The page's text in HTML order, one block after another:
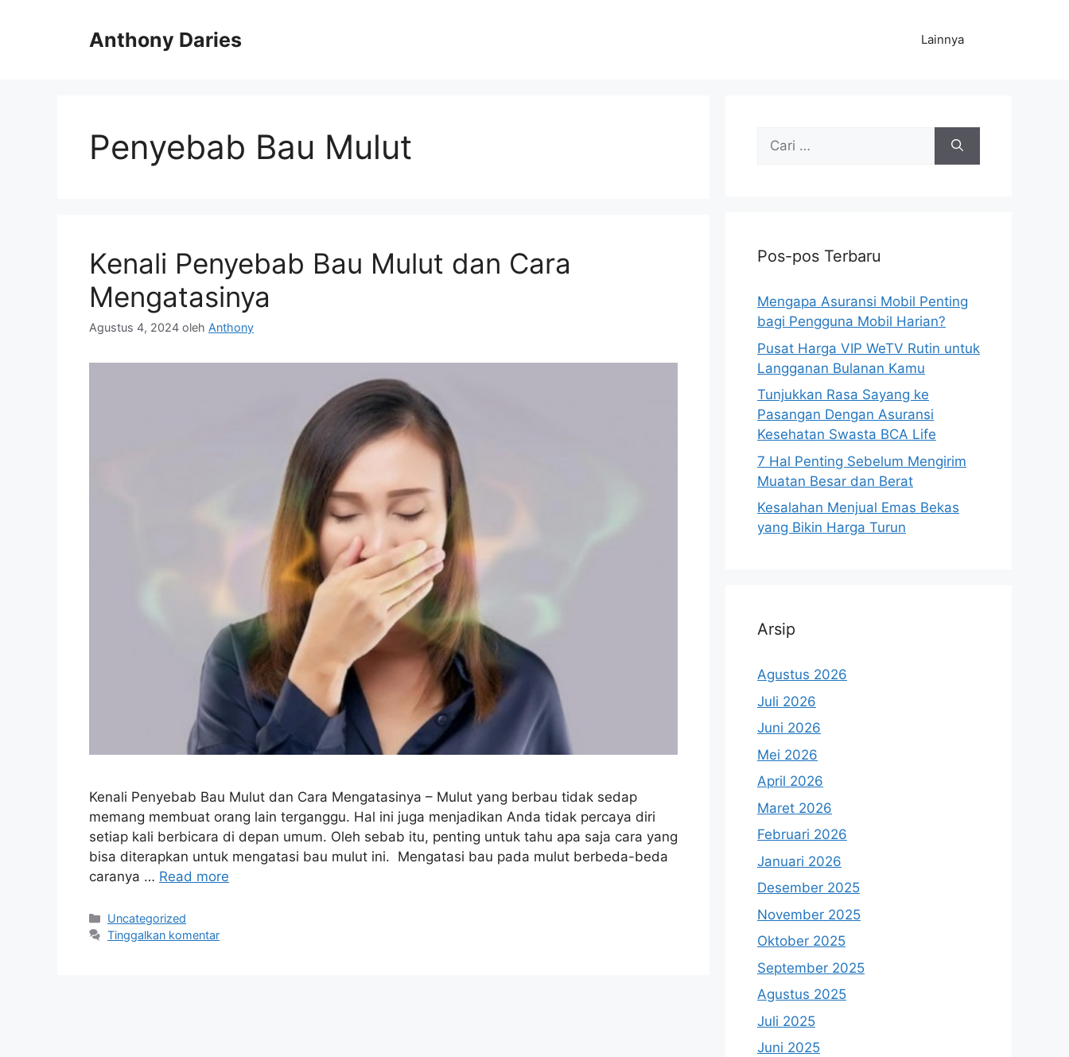
Anthony Daries Lainnya
Penyebab Bau Mulut
Kenali Penyebab Bau Mulut dan Cara
Mengatasinya
Agustus 4, 2024 oleh Anthony
Kenali Penyebab Bau Mulut dan Cara Mengatasinya – Mulut yang berbau tidak sedap
memang membuat orang lain terganggu. Hal ini juga menjadikan Anda tidak percaya diri
setiap kali berbicara di depan umum. Oleh sebab itu, penting untuk tahu apa saja cara yang
bisa diterapkan untuk mengatasi bau mulut ini. Mengatasi bau pada mulut berbeda-beda
caranya … Read more
Kategori
Uncategorized
Tinggalkan komentar
Cari
Pos-pos Terbaru
Mengapa Asuransi Mobil Penting
bagi Pengguna Mobil Harian?
Pusat Harga VIP WeTV Rutin untuk
Langganan Bulanan Kamu
Tunjukkan Rasa Sayang ke
Pasangan Dengan Asuransi
Kesehatan Swasta BCA Life
7 Hal Penting Sebelum Mengirim
Muatan Besar dan Berat
Kesalahan Menjual Emas Bekas
yang Bikin Harga Turun
Arsip
Agustus 2026
Juli 2026
Juni 2026
Mei 2026
April 2026
Maret 2026
Februari 2026
Januari 2026
Desember 2025
November 2025
Oktober 2025
September 2025
Agustus 2025
Juli 2025
Juni 2025